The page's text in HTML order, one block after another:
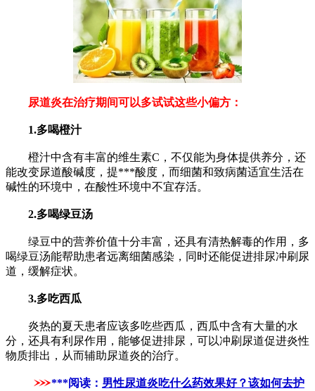
尿道炎在治疗期间可以多试试这些小偏方：
1.多喝橙汁
橙汁中含有丰富的维生素C，不仅能为身体提供养分，还
能改变尿道酸碱度，提***酸度，而细菌和致病菌适宜生活在
碱性的环境中，在酸性环境中不宜存活。
2.多喝绿豆汤
绿豆中的营养价值十分丰富，还具有清热解毒的作用，多
喝绿豆汤能帮助患者远离细菌感染，同时还能促进排尿冲刷尿
道，缓解症状。
3.多吃西瓜
炎热的夏天患者应该多吃些西瓜，西瓜中含有大量的水
分，还具有利尿作用，能够促进排尿，可以冲刷尿道促进炎性
物质排出，从而辅助尿道炎的治疗。
***阅读： 男性尿道炎吃什么药效果好？该如何去护